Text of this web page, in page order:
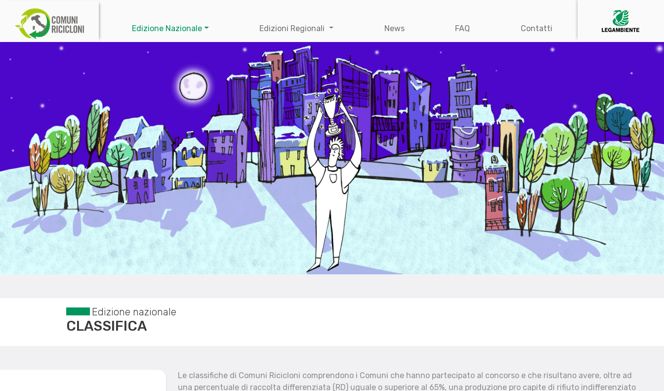
Edizione Nazionale Edizioni Regionali News FAQ Contatti
Edizione nazionale
CLASSIFICA
Le classifiche di Comuni Ricicloni comprendono i Comuni che hanno partecipato al concorso e che risultano avere, oltre ad
una percentuale di raccolta differenziata (RD) uguale o superiore al 65%, una produzione pro capite di rifiuto indifferenziato